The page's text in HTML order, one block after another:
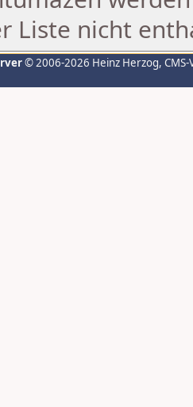
Liste nicht
© 2006-2026 Heinz Herzog,